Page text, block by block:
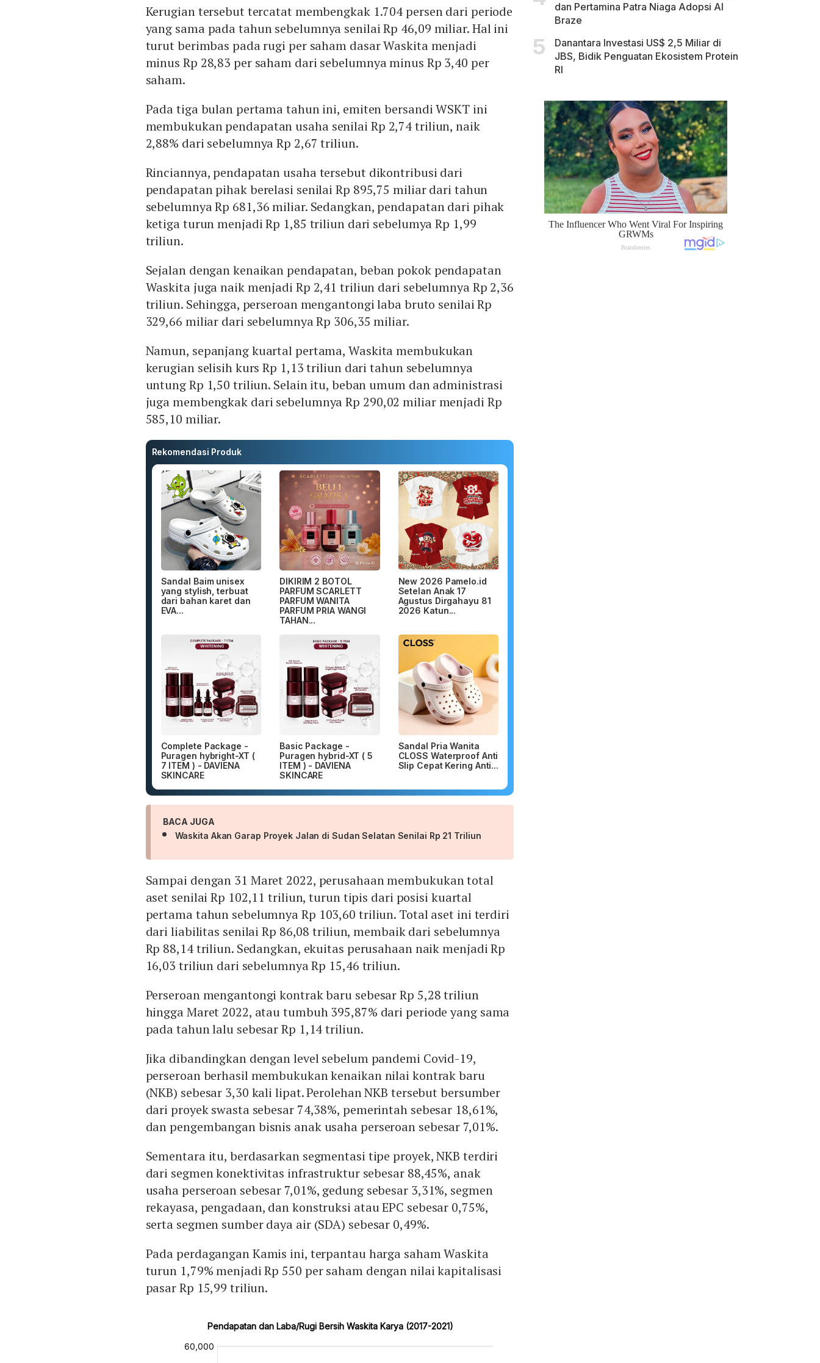
Kerugian tersebut tercatat membengkak 1.704 persen dari periode
yang sama pada tahun sebelumnya senilai Rp 46,09 miliar. Hal ini
turut berimbas pada rugi per saham dasar Waskita menjadi
minus Rp 28,83 per saham dari sebelumnya minus Rp 3,40 per
saham.
Pada tiga bulan pertama tahun ini, emiten bersandi WSKT ini
membukukan pendapatan usaha senilai Rp 2,74 triliun, naik
2,88% dari sebelumnya Rp 2,67 triliun.
Rinciannya, pendapatan usaha tersebut dikontribusi dari
pendapatan pihak berelasi senilai Rp 895,75 miliar dari tahun
sebelumnya Rp 681,36 miliar. Sedangkan, pendapatan dari pihak
ketiga turun menjadi Rp 1,85 triliun dari sebelumya Rp 1,99
triliun.
Sejalan dengan kenaikan pendapatan, beban pokok pendapatan
Waskita juga naik menjadi Rp 2,41 triliun dari sebelumnya Rp 2,36
triliun. Sehingga, perseroan mengantongi laba bruto senilai Rp
329,66 miliar dari sebelumnya Rp 306,35 miliar.
Namun, sepanjang kuartal pertama, Waskita membukukan
kerugian selisih kurs Rp 1,13 triliun dari tahun sebelumnya
untung Rp 1,50 triliun. Selain itu, beban umum dan administrasi
juga membengkak dari sebelumnya Rp 290,02 miliar menjadi Rp
585,10 miliar.
Rekomendasi Produk
Sandal Baim unisex
yang stylish, terbuat
dari bahan karet dan
EVA...
DIKIRIM 2 BOTOL
PARFUM SCARLETT
PARFUM WANITA
PARFUM PRIA WANGI
TAHAN...
New 2026 Pamelo.id
Setelan Anak 17
Agustus Dirgahayu 81
2026 Katun...
Complete Package -
Puragen hybright-XT (
7 ITEM ) - DAVIENA
SKINCARE
Basic Package -
Puragen hybrid-XT ( 5
ITEM ) - DAVIENA
SKINCARE
Sandal Pria Wanita
CLOSS Waterproof Anti
Slip Cepat Kering Anti...
BACA JUGA
Waskita Akan Garap Proyek Jalan di Sudan Selatan Senilai Rp 21 Triliun
Sampai dengan 31 Maret 2022, perusahaan membukukan total
aset senilai Rp 102,11 triliun, turun tipis dari posisi kuartal
pertama tahun sebelumnya Rp 103,60 triliun. Total aset ini terdiri
dari liabilitas senilai Rp 86,08 triliun, membaik dari sebelumnya
Rp 88,14 triliun. Sedangkan, ekuitas perusahaan naik menjadi Rp
16,03 triliun dari sebelumnya Rp 15,46 triliun.
Perseroan mengantongi kontrak baru sebesar Rp 5,28 triliun
hingga Maret 2022, atau tumbuh 395,87% dari periode yang sama
pada tahun lalu sebesar Rp 1,14 triliun.
Jika dibandingkan dengan level sebelum pandemi Covid-19,
perseroan berhasil membukukan kenaikan nilai kontrak baru
(NKB) sebesar 3,30 kali lipat. Perolehan NKB tersebut bersumber
dari proyek swasta sebesar 74,38%, pemerintah sebesar 18,61%,
dan pengembangan bisnis anak usaha perseroan sebesar 7,01%.
Sementara itu, berdasarkan segmentasi tipe proyek, NKB terdiri
dari segmen konektivitas infrastruktur sebesar 88,45%, anak
usaha perseroan sebesar 7,01%, gedung sebesar 3,31%, segmen
rekayasa, pengadaan, dan konstruksi atau EPC sebesar 0,75%,
serta segmen sumber daya air (SDA) sebesar 0,49%.
Pada perdagangan Kamis ini, terpantau harga saham Waskita
turun 1,79% menjadi Rp 550 per saham dengan nilai kapitalisasi
pasar Rp 15,99 triliun.
dan Pertamina Patra Niaga Adopsi AI
Braze
Danantara Investasi US$ 2,5 Miliar di
JBS, Bidik Penguatan Ekosistem Protein
RI